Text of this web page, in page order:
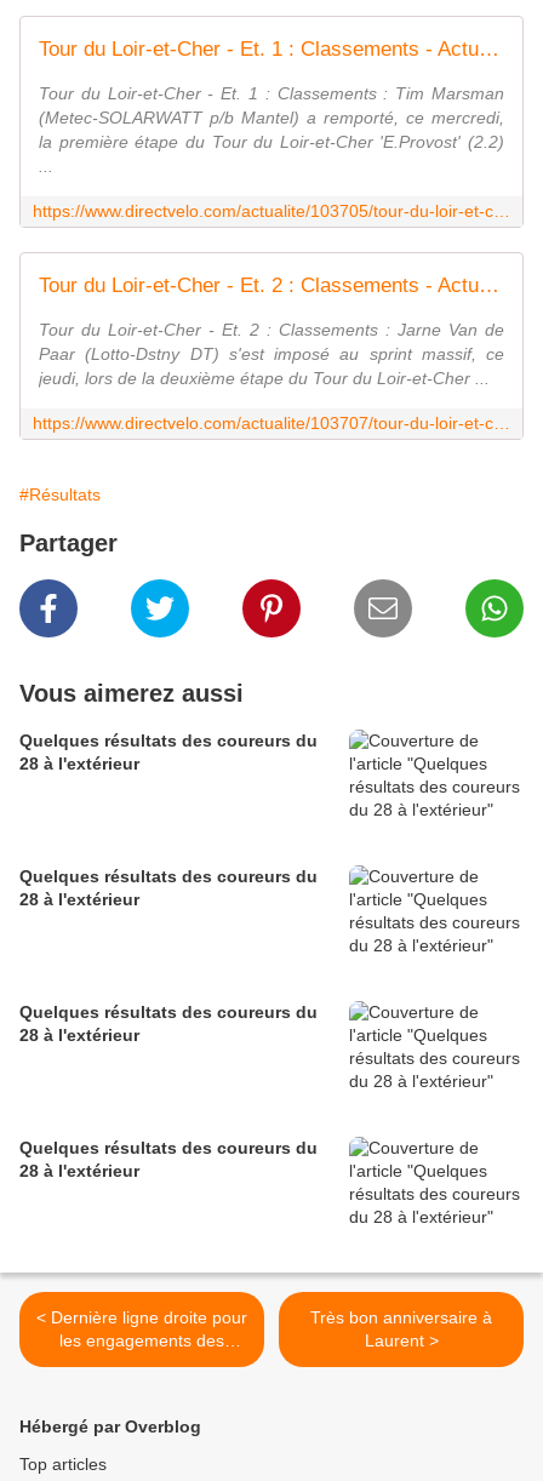
Tour du Loir-et-Cher - Et. 1 : Classements - Actualité - DirectVelo
Tour du Loir-et-Cher - Et. 1 : Classements : Tim Marsman
(Metec-SOLARWATT p/b Mantel) a remporté, ce mercredi,
la première étape du Tour du Loir-et-Cher 'E.Provost' (2.2)
Tour du Loir-et-Cher - Et. 2 : Classements - Actualité - DirectVelo
Tour du Loir-et-Cher - Et. 2 : Classements : Jarne Van de
Paar (Lotto-Dstny DT) s'est imposé au sprint massif, ce
jeudi, lors de la deuxième étape du Tour du Loir-et-Cher ...
#Résultats
Partager
Vous aimerez aussi
Quelques résultats des coureurs du
28 à l'extérieur
Quelques résultats des coureurs du
28 à l'extérieur
Quelques résultats des coureurs du
28 à l'extérieur
Quelques résultats des coureurs du
28 à l'extérieur
< Dernière ligne droite pour
les engagements des
courses U15 et U17 du 16
Très bon anniversaire à
Laurent >
Hébergé par Overblog
Top articles